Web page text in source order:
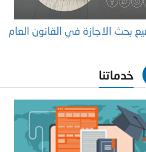
بحث الاجازة في القانون العام
خدماتنا